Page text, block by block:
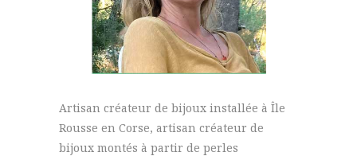
Artisan créateur de bijoux installée à Île
Rousse en Corse, artisan créateur de
bijoux montés à partir de perles